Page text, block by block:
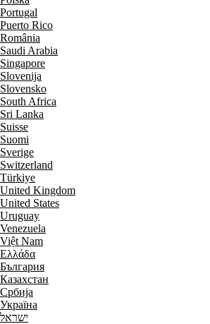
Portugal
Puerto Rico
România
Saudi Arabia
Singapore
Slovenija
Slovensko
South Africa
Sri Lanka
Suisse
Suomi
Sverige
Switzerland
Türkiye
United Kingdom
United States
Uruguay
Venezuela
Việt Nam
Ελλάδα
България
Казахстан
Србија
Україна
ישראל